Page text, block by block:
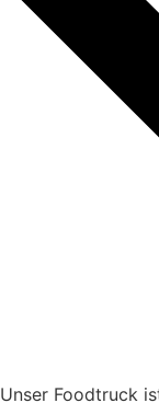
Unser Foodtruck